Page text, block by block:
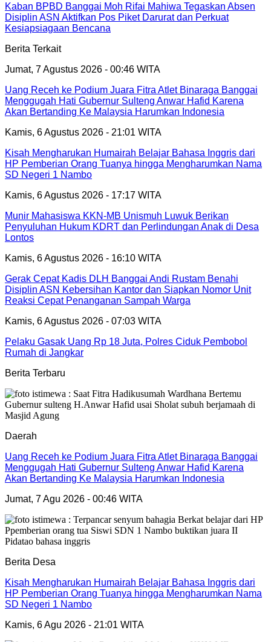
Kaban BPBD Banggai Moh Rifai Mahiwa Tegaskan Absen
Disiplin ASN Aktifkan Pos Piket Darurat dan Perkuat
Kesiapsiagaan Bencana
Berita Terkait
Jumat, 7 Agustus 2026 - 00:46 WITA
Uang Receh ke Podium Juara Fitra Atlet Binaraga Banggai
Menggugah Hati Gubernur Sulteng Anwar Hafid Karena
Akan Bertanding Ke Malaysia Harumkan Indonesia
Kamis, 6 Agustus 2026 - 21:01 WITA
Kisah Mengharukan Humairah Belajar Bahasa Inggris dari
HP Pemberian Orang Tuanya hingga Mengharumkan Nama
SD Negeri 1 Nambo
Kamis, 6 Agustus 2026 - 17:17 WITA
Munir Mahasiswa KKN-MB Unismuh Luwuk Berikan
Penyuluhan Hukum KDRT dan Perlindungan Anak di Desa
Lontos
Kamis, 6 Agustus 2026 - 16:10 WITA
Gerak Cepat Kadis DLH Banggai Andi Rustam Benahi
Disiplin ASN Kebersihan Kantor dan Siapkan Nomor Unit
Reaksi Cepat Penanganan Sampah Warga
Kamis, 6 Agustus 2026 - 07:03 WITA
Pelaku Gasak Uang Rp 18 Juta, Polres Ciduk Pembobol
Rumah di Jangkar
Berita Terbaru
Daerah
Uang Receh ke Podium Juara Fitra Atlet Binaraga Banggai
Menggugah Hati Gubernur Sulteng Anwar Hafid Karena
Akan Bertanding Ke Malaysia Harumkan Indonesia
Jumat, 7 Agu 2026 - 00:46 WITA
Berita Desa
Kisah Mengharukan Humairah Belajar Bahasa Inggris dari
HP Pemberian Orang Tuanya hingga Mengharumkan Nama
SD Negeri 1 Nambo
Kamis, 6 Agu 2026 - 21:01 WITA